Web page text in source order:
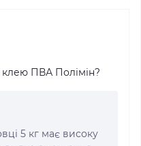
клею ПВА Полімін?
5 кг має високу